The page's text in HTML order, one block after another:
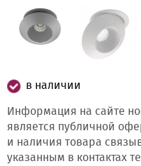
в наличии
Информация на сайте
является публичной
и наличия товара
указанным в контактах